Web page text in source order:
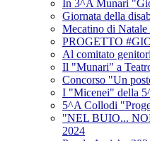
In 3^A Munari
Giornata della
Mecatino di Natale
PROGETTO
Al comitato
Il "Munari" a
Concorso "Un
I "Micenei" della
5^A Collodi
"NEL BUIO...
2024